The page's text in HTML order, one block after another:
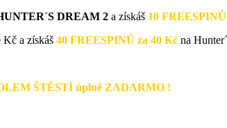
DREAM 2 a získáš 10
Kč a získáš 40 FREESPINŮ za 40 Kč na
ŠTĚSTÍ úplně ZADARMO !